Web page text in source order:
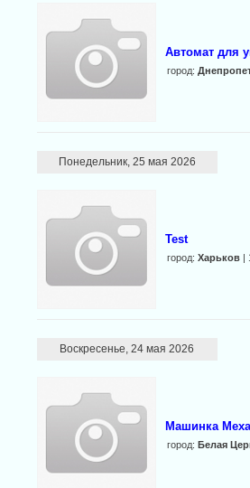
Автомат для
город:
Понедельник, 25 мая 2026
Test
город: Харьков|
Воскресенье, 24 мая 2026
Машинка
город: Белая